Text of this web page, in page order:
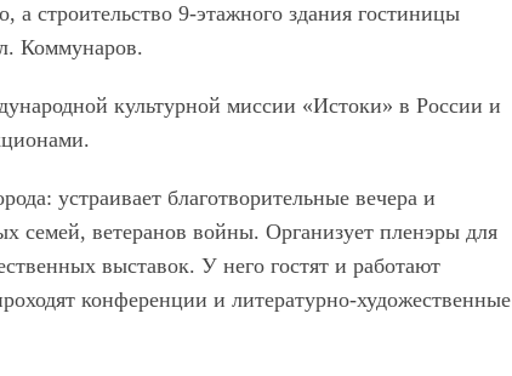
а строительство 9-этажного здания гостиницы
Коммунаров.
культурной миссии «Истоки» в России и
устраивает благотворительные вечера и
семей, ветеранов войны. Организует пленэры для
выставок. У него гостят и работают
конференции и литературно-художественные